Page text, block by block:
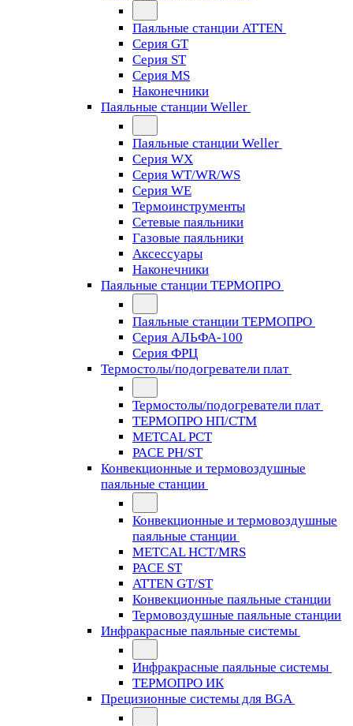
Паяльные станции ATTEN
Серия GT
Серия ST
Серия MS
Наконечники
Паяльные станции Weller
Паяльные станции Weller
Серия WX
Серия WT/WR/WS
Серия WE
Термоинструменты
Сетевые паяльники
Газовые паяльники
Аксессуары
Наконечники
Паяльные станции ТЕРМОПРО
Паяльные станции ТЕРМОПРО
Серия АЛЬФА-100
Серия ФРЦ
Термостолы/подогреватели плат
Термостолы/подогреватели плат
ТЕРМОПРО НП/СТМ
METCAL PCT
PACE PH/ST
Конвекционные и термовоздушные
паяльные станции
Конвекционные и термовоздушные
паяльные станции
METCAL HCT/MRS
PACE ST
ATTEN GT/ST
Конвекционные паяльные станции
Термовоздушные паяльные станции
Инфракрасные паяльные системы
Инфракрасные паяльные системы
ТЕРМОПРО ИК
Прецизионные системы для BGA